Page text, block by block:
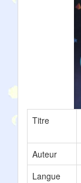
Titre
Auteur
Langue